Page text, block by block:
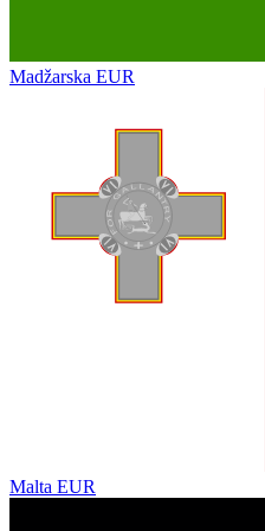
Madžarska EUR
Malta EUR